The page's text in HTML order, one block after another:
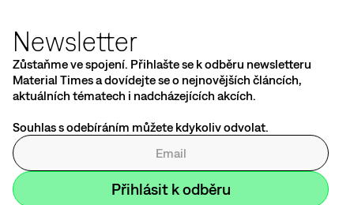
Newsletter
Zůstaňme ve spojení. Přihlašte se k odběru newsletteru
Material Times a dovídejte se o nejnovějších článcích,
aktuálních tématech i nadcházejících akcích.
Souhlas s odebíráním můžete kdykoliv odvolat.